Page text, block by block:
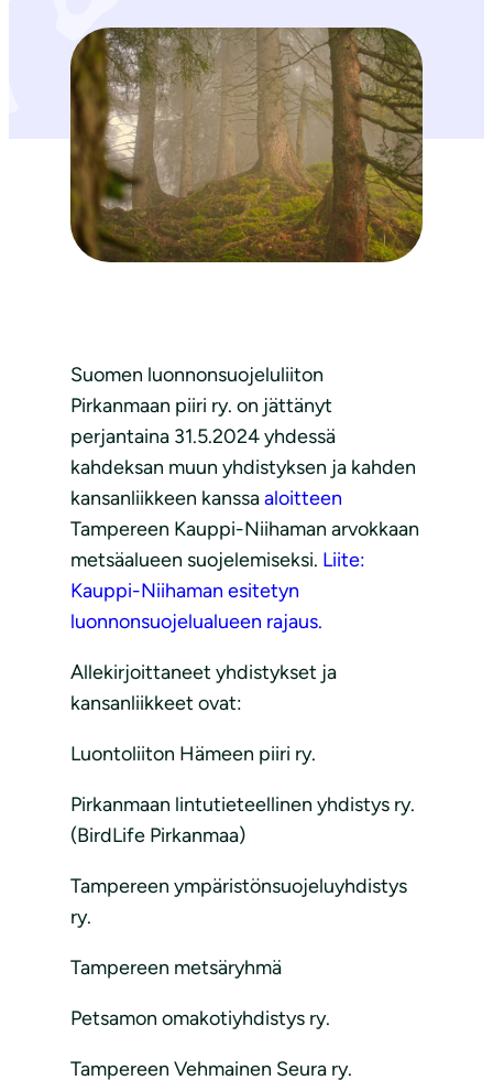
Suomen luonnonsuojeluliiton
Pirkanmaan piiri ry. on jättänyt
perjantaina 31.5.2024 yhdessä
kahdeksan muun yhdistyksen ja kahden
kansanliikkeen kanssaaloitteen
Tampereen Kauppi-Niihaman arvokkaan
metsäalueen suojelemiseksi. Liite:
Kauppi-Niihaman esitetyn
luonnonsuojelualueen rajaus.
Allekirjoittaneet yhdistykset ja
kansanliikkeet ovat:
Luontoliiton Hämeen piiri ry.
Pirkanmaan lintutieteellinen yhdistys ry.
(BirdLife Pirkanmaa)
Tampereen ympäristönsuojeluyhdistys
ry.
Tampereen metsäryhmä
Petsamon omakotiyhdistys ry.
Tampereen Vehmainen Seura ry.